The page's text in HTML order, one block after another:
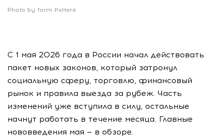
Photo by form PxHere
С 1 мая 2026 года в России начал действовать
пакет новых законов, который затронул
социальную сферу, торговлю, финансовый
рынок и правила выезда за рубеж. Часть
изменений уже вступила в силу, остальные
начнут работать в течение месяца. Главные
нововведения мая — в обзоре.